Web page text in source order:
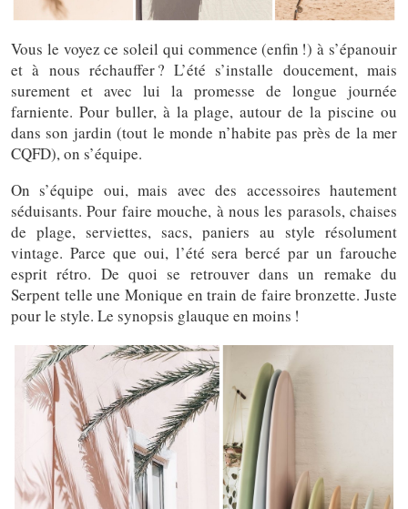
Vous le voyez ce soleil qui commence (enfin !) à s’épanouir
et à nous réchauffer ? L’été s’installe doucement, mais
surement et avec lui la promesse de longue journée
farniente. Pour buller, à la plage, autour de la piscine ou
dans son jardin (tout le monde n’habite pas près de la mer
CQFD), on s’équipe.
On s’équipe oui, mais avec des accessoires hautement
séduisants. Pour faire mouche, à nous les parasols, chaises
de plage, serviettes, sacs, paniers au style résolument
vintage. Parce que oui, l’été sera bercé par un farouche
esprit rétro. De quoi se retrouver dans un remake du
Serpent telle une Monique en train de faire bronzette. Juste
pour le style. Le synopsis glauque en moins !